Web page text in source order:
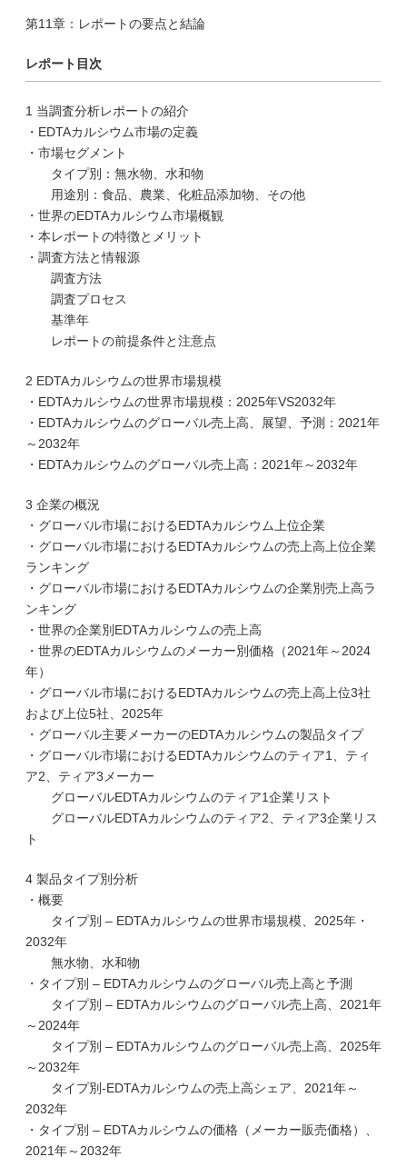
第11章：レポートの要点と結論
レポート目次
1 当調査分析レポートの紹介
・EDTAカルシウム市場の定義
・市場セグメント
タイプ別：無水物、水和物
用途別：食品、農業、化粧品添加物、その他
・世界のEDTAカルシウム市場概観
・本レポートの特徴とメリット
・調査方法と情報源
調査方法
調査プロセス
基準年
レポートの前提条件と注意点
2 EDTAカルシウムの世界市場規模
・EDTAカルシウムの世界市場規模：2025年VS2032年
・EDTAカルシウムのグローバル売上高、展望、予測：2021年
～2032年
・EDTAカルシウムのグローバル売上高：2021年～2032年
3 企業の概況
・グローバル市場におけるEDTAカルシウム上位企業
・グローバル市場におけるEDTAカルシウムの売上高上位企業
ランキング
・グローバル市場におけるEDTAカルシウムの企業別売上高ラ
ンキング
・世界の企業別EDTAカルシウムの売上高
・世界のEDTAカルシウムのメーカー別価格（2021年～2024
年）
・グローバル市場におけるEDTAカルシウムの売上高上位3社
および上位5社、2025年
・グローバル主要メーカーのEDTAカルシウムの製品タイプ
・グローバル市場におけるEDTAカルシウムのティア1、ティ
ア2、ティア3メーカー
グローバルEDTAカルシウムのティア1企業リスト
グローバルEDTAカルシウムのティア2、ティア3企業リス
ト
4 製品タイプ別分析
・概要
タイプ別 – EDTAカルシウムの世界市場規模、2025年・
2032年
無水物、水和物
・タイプ別 – EDTAカルシウムのグローバル売上高と予測
タイプ別 – EDTAカルシウムのグローバル売上高、2021年
～2024年
タイプ別 – EDTAカルシウムのグローバル売上高、2025年
～2032年
タイプ別-EDTAカルシウムの売上高シェア、2021年～
2032年
・タイプ別 – EDTAカルシウムの価格（メーカー販売価格）、
2021年～2032年